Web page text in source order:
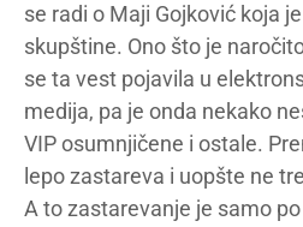
se radi o Maji Gojković koja
skupštine. Ono što je
se ta vest pojavila u
medija, pa je onda nekako
VIP osumnjičene i ostale.
lepo zastareva i uopšte ne
A to zastarevanje je samo